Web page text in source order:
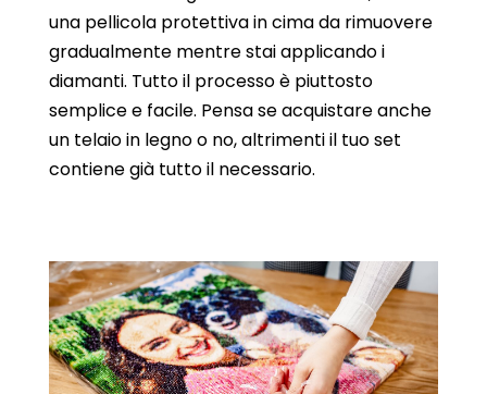
una pellicola protettiva in cima da rimuovere
gradualmente mentre stai applicando i
diamanti. Tutto il processo è piuttosto
semplice e facile. Pensa se acquistare anche
un telaio in legno o no, altrimenti il tuo set
contiene già tutto il necessario.